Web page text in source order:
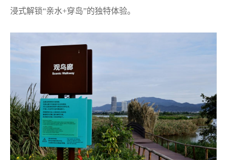
浸式解锁“亲水+穿岛”的独特体验。